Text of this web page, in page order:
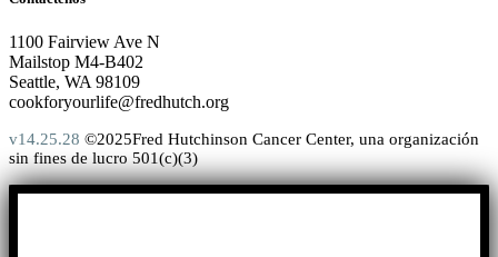
1100 Fairview Ave N
Mailstop M4-B402
Seattle, WA 98109
cookforyourlife@fredhutch.org
v14.25.28 ©2025Fred Hutchinson Cancer Center, una organización
sin fines de lucro 501(c)(3)